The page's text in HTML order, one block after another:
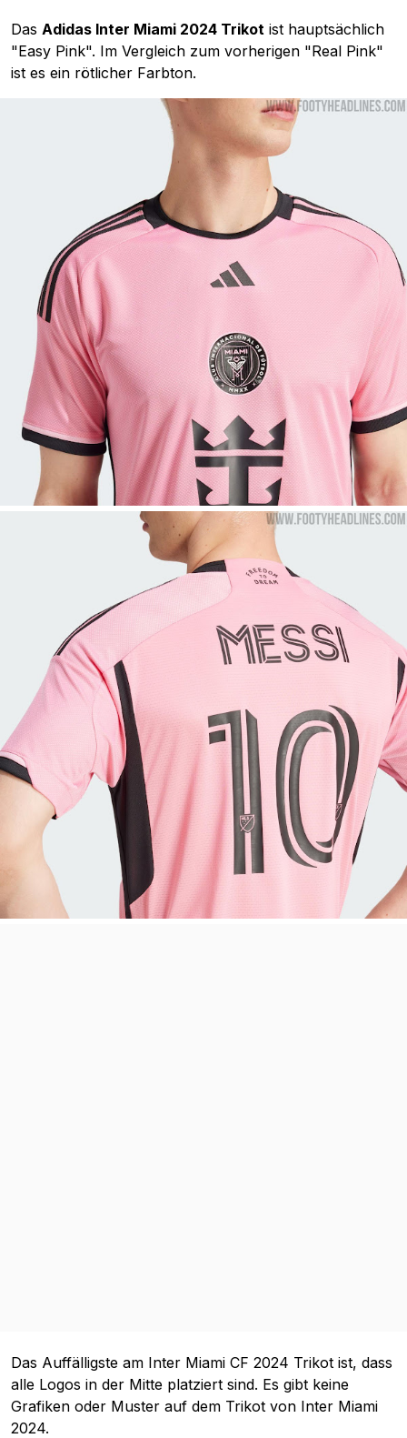
Das Adidas Inter Miami 2024 Trikot ist hauptsächlich
"Easy Pink". Im Vergleich zum vorherigen "Real Pink"
ist es ein rötlicher Farbton.
Das Auffälligste am Inter Miami CF 2024 Trikot ist, dass
alle Logos in der Mitte platziert sind. Es gibt keine
Grafiken oder Muster auf dem Trikot von Inter Miami
2024.